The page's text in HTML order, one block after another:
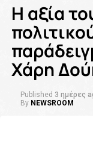
Η αξία
Χάρη
Published 3 ημέρες
By NEWSROOM